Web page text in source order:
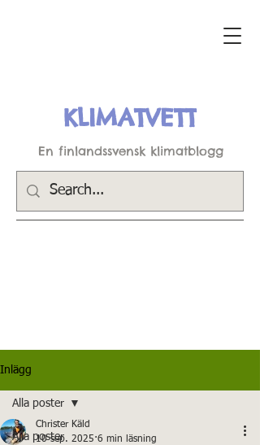
KLIMATVETT
En finlandssvensk klimatblogg
Inlägg
Alla poster
Alla poster
Christer Käld
10 sep. 2025 6 min läsning